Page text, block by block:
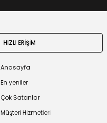
HIZLI ERİŞİM
Anasayfa
En yeniler
Çok Satanlar
Müşteri Hizmetleri